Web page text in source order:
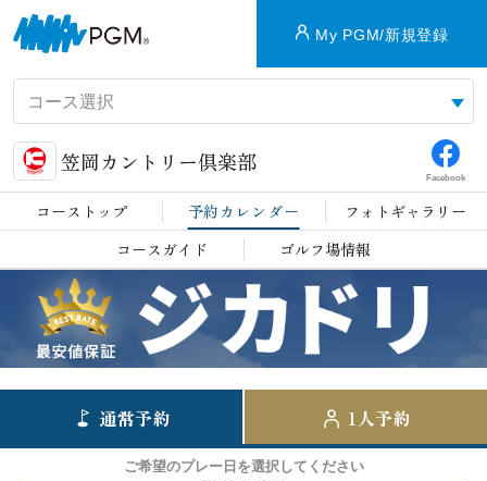
My PGM/新規登録
笠岡カントリー倶楽部
Facebook
コーストップ 予約カレンダー
フォトギャラリー
コースガイド
ゴルフ場情報
通常予約 1人予約
ご希望のプレー日を選択してください